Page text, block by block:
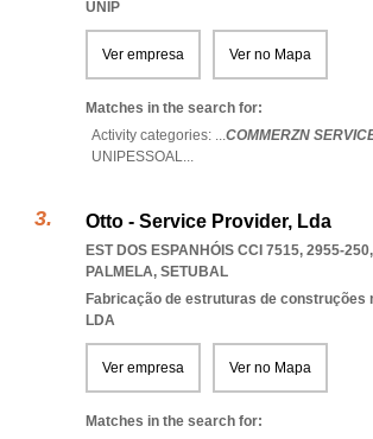
UNIP
Ver empresa Ver no Mapa
Matches in the search for:
Activity categories: ...COMMERZN
UNIPESSOAL...
Otto - Service Provider, Lda
EST DOS ESPANHÓIS CCI 7515, 2955-250,
PALMELA, SETUBAL
Fabricação de estruturas de construções
LDA
Ver empresa Ver no Mapa
Matches in the search for: